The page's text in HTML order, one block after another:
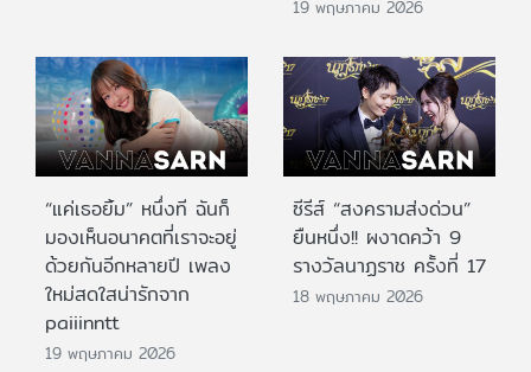
19 พฤษภาคม 2026
“แค่เธอยิ้ม” หนึ่งที ฉันก็
มองเห็นอนาคตที่เราจะอยู่
ด้วยกันอีกหลายปี เพลง
ใหม่สดใสน่ารักจาก
paiiinntt
19 พฤษภาคม 2026
ซีรีส์ “สงครามส่งด่วน”
ยืนหนึ่ง!! ผงาดคว้า 9
รางวัลนาฏราช ครั้งที่ 17
18 พฤษภาคม 2026